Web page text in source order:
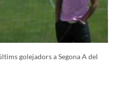
golejadors a Segona A del